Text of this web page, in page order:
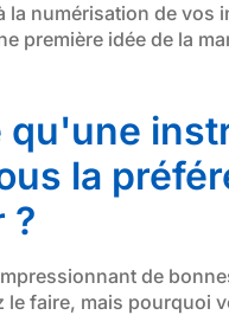
la numérisation de vos
première idée de la
la
?
de
le faire, mais pourquoi